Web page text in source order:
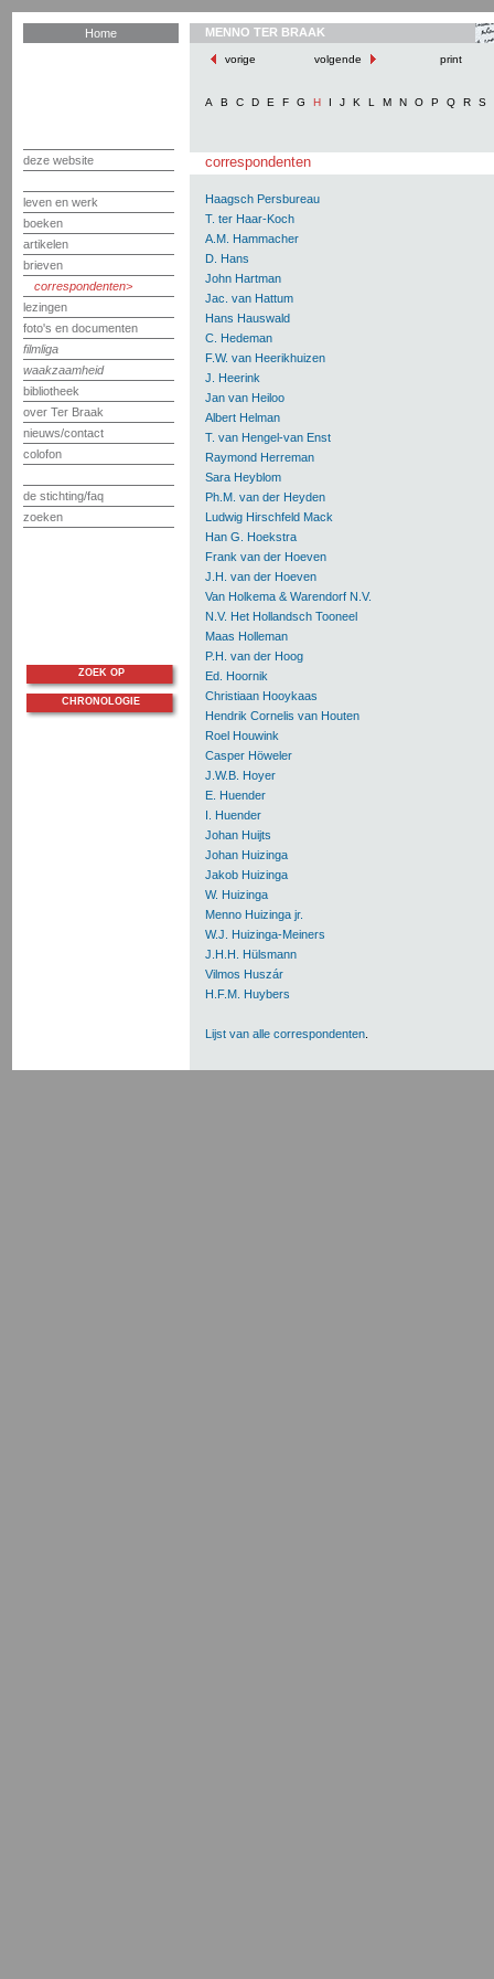
Home
deze website
leven en werk
boeken
artikelen
brieven
correspondenten
lezingen
foto's en documenten
filmliga
waakzaamheid
bibliotheek
over Ter Braak
nieuws/contact
colofon
de stichting/faq
zoeken
MENNO TER BRAAK
vorige volgende print
A B C D E F G H I J K L M N O P Q R S
correspondenten
Haagsch Persbureau
T. ter Haar-Koch
A.M. Hammacher
D. Hans
John Hartman
Jac. van Hattum
Hans Hauswald
C. Hedeman
F.W. van Heerikhuizen
J. Heerink
Jan van Heiloo
Albert Helman
T. van Hengel-van Enst
Raymond Herreman
Sara Heyblom
Ph.M. van der Heyden
Ludwig Hirschfeld Mack
Han G. Hoekstra
Frank van der Hoeven
J.H. van der Hoeven
Van Holkema & Warendorf N.V.
N.V. Het Hollandsch Tooneel
Maas Holleman
P.H. van der Hoog
Ed. Hoornik
Christiaan Hooykaas
Hendrik Cornelis van Houten
Roel Houwink
Casper Höweler
J.W.B. Hoyer
E. Huender
I. Huender
Johan Huijts
Johan Huizinga
Jakob Huizinga
W. Huizinga
Menno Huizinga jr.
W.J. Huizinga-Meiners
J.H.H. Hülsmann
Vilmos Huszár
H.F.M. Huybers
Lijst van alle correspondenten
ZOEK OP
CHRONOLOGIE